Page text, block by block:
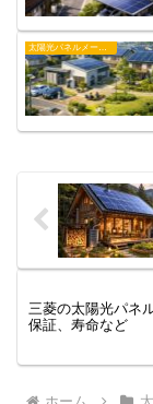
太陽光パネルメーカー
三菱の太陽光パネ
保証、寿命など